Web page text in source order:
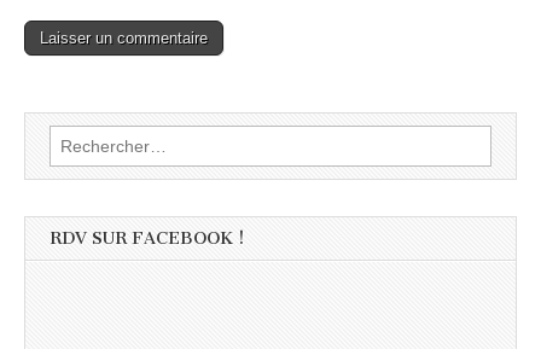
Rechercher :
RDV SUR FACEBOOK !